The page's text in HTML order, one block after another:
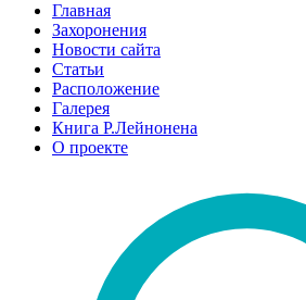
Главная
Захоронения
Новости сайта
Статьи
Расположение
Галерея
Книга Р.Лейнонена
О проекте